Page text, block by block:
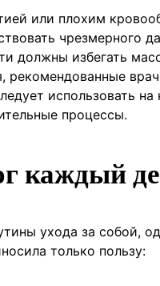
или плохим
чрезмерного
должны избегать
рекомендованные
использовать
процессы.
каждый
ухода за собой,
только пользу: